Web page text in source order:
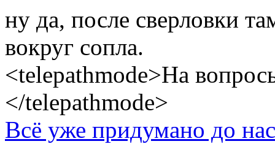
ну да, после сверловки
вокруг сопла.
<telepathmode>На
</telepathmode>
Всё уже придумано до